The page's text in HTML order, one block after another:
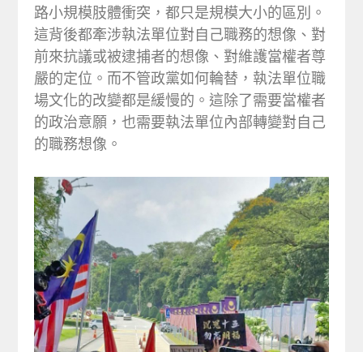
路小規模肢體衝突，都只是規模大小的區別。
這背後都牽涉執法單位對自己職務的想像、對
前來抗議或被逮捕者的想像、對維護當權者尊
嚴的定位。而不管政黨如何輪替，執法單位職
場文化的改變都是緩慢的。這除了需要當權者
的政治意願，也需要執法單位內部轉變對自己
的職務想像。